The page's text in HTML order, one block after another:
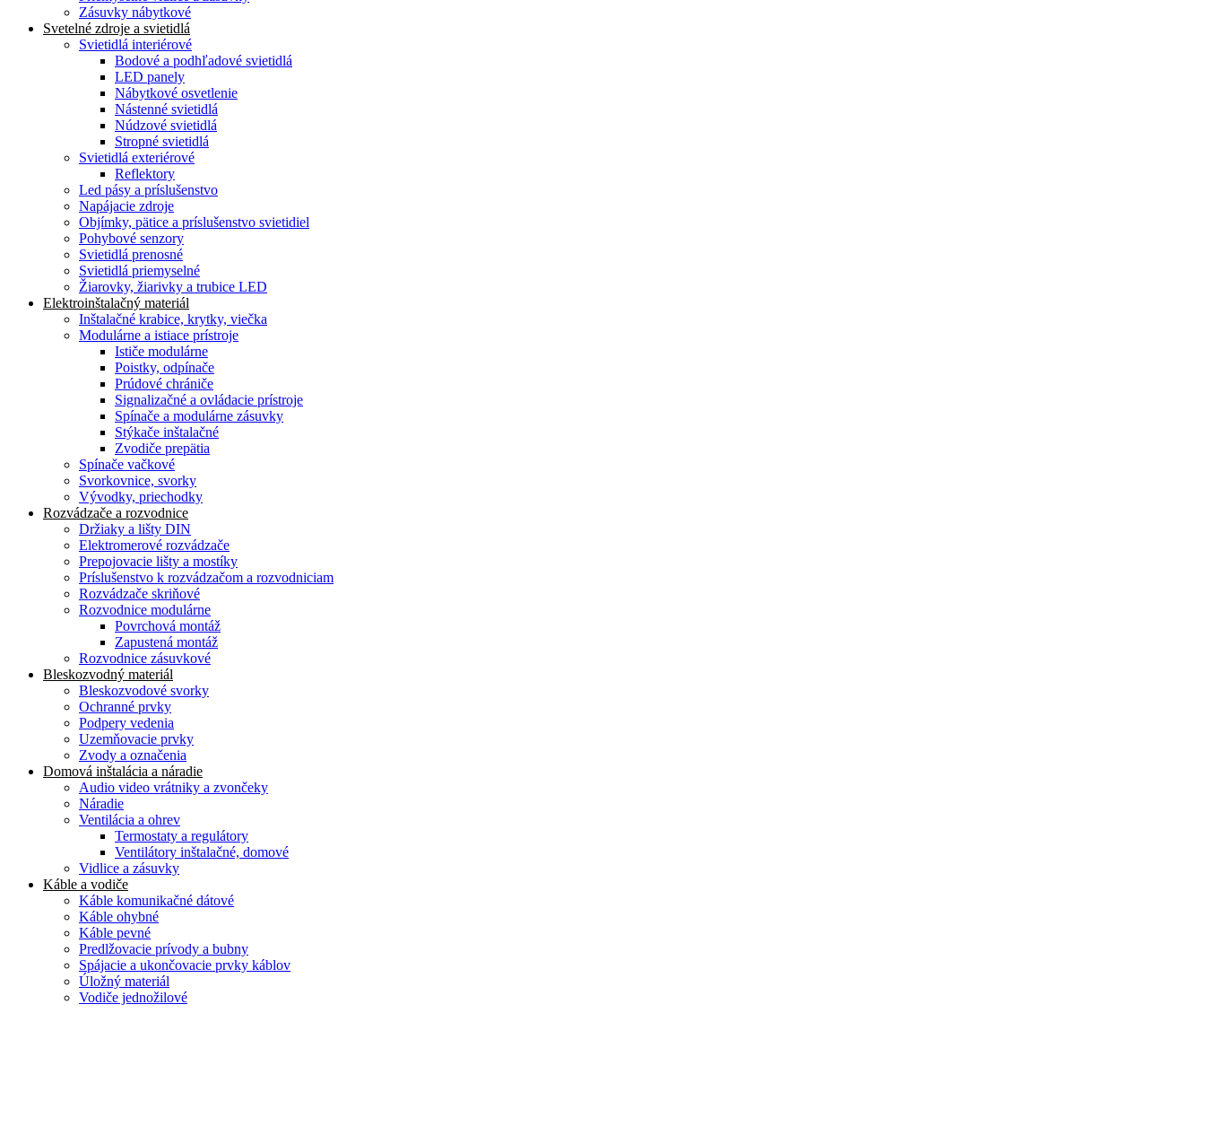
Zásuvky nábytkové
Svetelné zdroje a svietidlá
Svietidlá interiérové
Bodové a podhľadové svietidlá
LED panely
Nábytkové osvetlenie
Nástenné svietidlá
Núdzové svietidlá
Stropné svietidlá
Svietidlá exteriérové
Reflektory
Led pásy a príslušenstvo
Napájacie zdroje
Objímky, pätice a príslušenstvo svietidiel
Pohybové senzory
Svietidlá prenosné
Svietidlá priemyselné
Žiarovky, žiarivky a trubice LED
Elektroinštalačný materiál
Inštalačné krabice, krytky, viečka
Modulárne a istiace prístroje
Ističe modulárne
Poistky, odpínače
Prúdové chrániče
Signalizačné a ovládacie prístroje
Spínače a modulárne zásuvky
Stýkače inštalačné
Zvodiče prepätia
Spínače vačkové
Svorkovnice, svorky
Vývodky, priechodky
Rozvádzače a rozvodnice
Držiaky a lišty DIN
Elektromerové rozvádzače
Prepojovacie lišty a mostíky
Príslušenstvo k rozvádzačom a rozvodniciam
Rozvádzače skriňové
Rozvodnice modulárne
Povrchová montáž
Zapustená montáž
Rozvodnice zásuvkové
Bleskozvodný materiál
Bleskozvodové svorky
Ochranné prvky
Podpery vedenia
Uzemňovacie prvky
Zvody a označenia
Domová inštalácia a náradie
Audio video vrátniky a zvončeky
Náradie
Ventilácia a ohrev
Termostaty a regulátory
Ventilátory inštalačné, domové
Vidlice a zásuvky
Káble a vodiče
Káble komunikačné dátové
Káble ohybné
Káble pevné
Predlžovacie prívody a bubny
Spájacie a ukončovacie prvky káblov
Úložný materiál
Vodiče jednožilové